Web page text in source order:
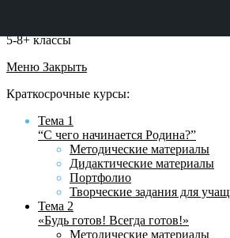
5-8+ классы
Меню Закрыть
Краткосрочные курсы:
Тема 1
“С чего начинается Родина?”
Методические материалы
Дидактические материалы
Портфолио
Творческие задания для
Тема 2
«Будь готов! Всегда готов!»
Методические материалы